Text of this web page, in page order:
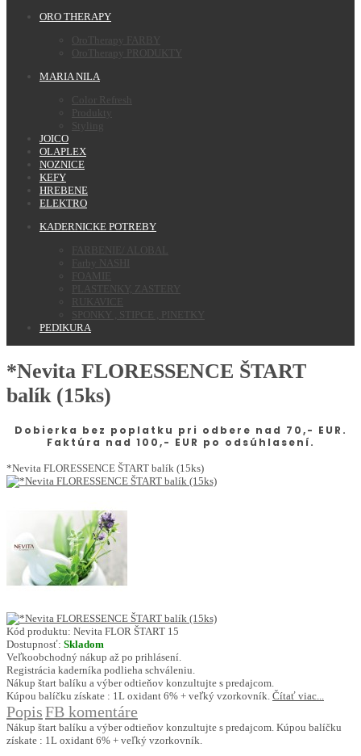
ORO THERAPY
OroTherapy FARBY
OroTherapy PRODUKTY
MARIA NILA
Color Refresh
Produkty
Styling
JOICO
OLAPLEX
NOZNICE
KEFY
HREBENE
ELEKTRO
KADERNICKE POTREBY
FARBENIE/ ALOBAL
Farby NASHI
FOAMIE
PLASTENKY, ZASTERY
RUKAVICE
SPONKY , STIPCE , PINETKY
PEDIKURA
*Nevita FLORESSENCE ŠTART
balík (15ks)
Dobierka bez poplatku pri odbere nad 70,- EUR.
Faktúra nad 100,- EUR po odsúhlasení.
*Nevita FLORESSENCE ŠTART balík (15ks)
Kód produktu: Nevita FLOR ŠTART 15
Dostupnosť: Skladom
Veľkoobchodný nákup až po prihlásení.
Registrácia kaderníka podlieha schváleniu.
Nákup štart balíku a výber odtieňov konzultujte s predajcom.
Kúpou balíčku získate : 1L oxidant 6% + veľký vzorkovník. Čítať viac...
PopisFB komentáre
Nákup štart balíku a výber odtieňov konzultujte s predajcom. Kúpou balíčku
získate : 1L oxidant 6% + veľký vzorkovník.